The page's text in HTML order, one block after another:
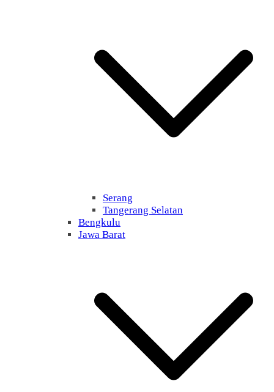
Serang
Tangerang Selatan
Bengkulu
Jawa Barat